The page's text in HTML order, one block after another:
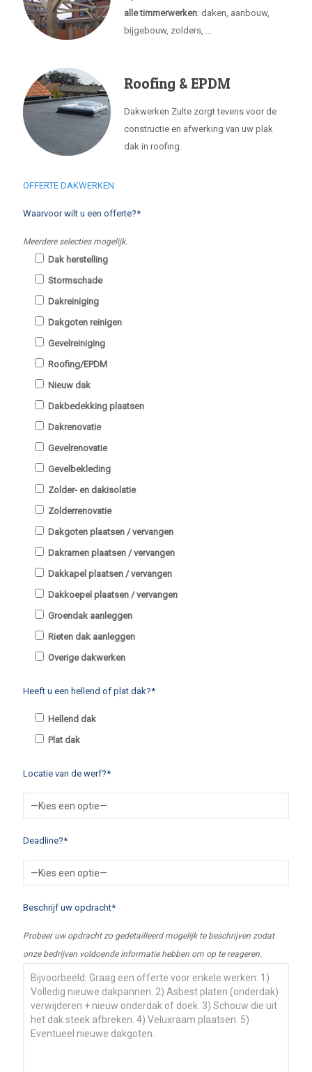
alle timmerwerken: daken, aanbouw,
bijgebouw, zolders, ...
Roofing & EPDM
Dakwerken Zulte zorgt tevens voor de
constructie en afwerking van uw plak
dak in roofing.
OFFERTE DAKWERKEN
Waarvoor wilt u een offerte?*
Meerdere selecties mogelijk.
Dak herstelling
Stormschade
Dakreiniging
Dakgoten reinigen
Gevelreiniging
Roofing/EPDM
Nieuw dak
Dakbedekking plaatsen
Dakrenovatie
Gevelrenovatie
Gevelbekleding
Zolder- en dakisolatie
Zolderrenovatie
Dakgoten plaatsen / vervangen
Dakramen plaatsen / vervangen
Dakkapel plaatsen / vervangen
Dakkoepel plaatsen / vervangen
Groendak aanleggen
Rieten dak aanleggen
Overige dakwerken
Heeft u een hellend of plat dak?*
Hellend dak
Plat dak
Locatie van de werf?*
Deadline?*
Beschrijf uw opdracht*
Probeer uw opdracht zo gedetailleerd mogelijk te beschrijven zodat
onze bedrijven voldoende informatie hebben om op te reageren.